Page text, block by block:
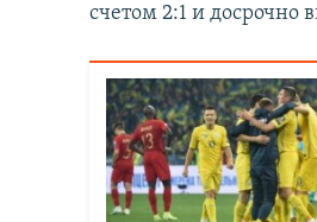
счетом 2:1 и досрочно